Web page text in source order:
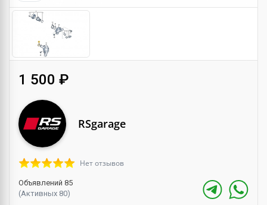
1 500 ₽
RSgarage
Нет отзывов
Объявлений 85
(Активных 80)